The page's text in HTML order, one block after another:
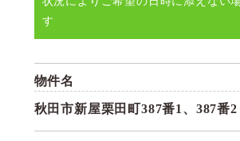
す
物件名
秋田市新屋栗田町387番1、387番2